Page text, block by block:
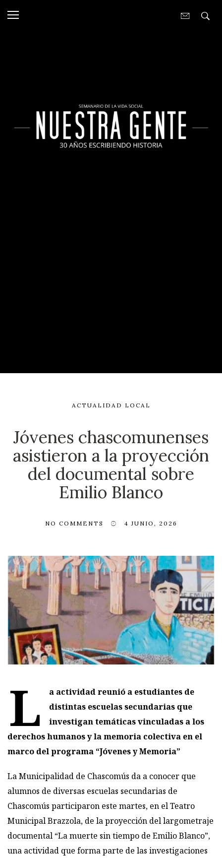
ACTUALIDAD LOCAL
Jóvenes chascomunenses
asistieron a la proyección
del documental sobre
Emilio Blanco
NO COMMENTS 4 JUNIO, 2026
L
a actividad reunió a estudiantes de
distintas escuelas secundarias que
investigan temáticas vinculadas a los
derechos humanos y la memoria colectiva en el
marco del programa “Jóvenes y Memoria”
La Municipalidad de Chascomús da a conocer que
alumnos de diversas escuelas secundarias de
Chascomús participaron este martes, en el Teatro
Municipal Brazzola, de la proyección del largometraje
documental “La muerte sin tiempo de Emilio Blanco”,
una actividad que forma parte de las investigaciones